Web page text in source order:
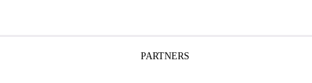
PARTNERS